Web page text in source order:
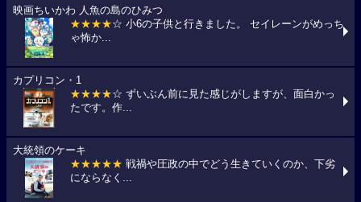
映画ちいかわ 人魚の島のひみつ
★★★★☆ 小6の子供と行きました。 セイレーンがめっち
ゃ怖か...
カプリコン・1
★★★★☆ ずいぶん前に見た感じがしますが、面白かっ
たです。作...
大統領のケーキ
★★★★★ 戦禍や圧政の中でどう生きていくのか、下劣
にならなく...